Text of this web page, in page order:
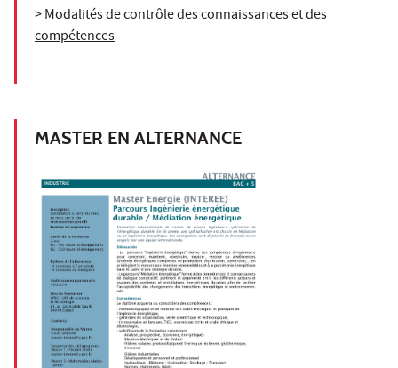
> Modalités de contrôle des connaissances et des
compétences
MASTER EN ALTERNANCE